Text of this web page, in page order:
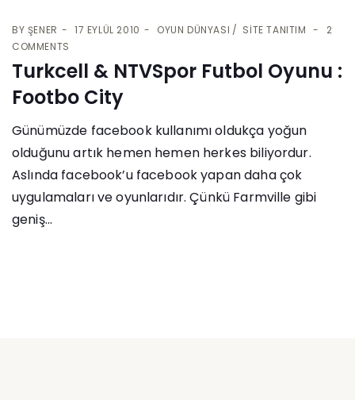
BY ŞENER 17 EYLÜL 2010 OYUN DÜNYASI SITE TANITIM
2
COMMENTS
Turkcell & NTVSpor Futbol Oyunu :
Footbo City
Günümüzde facebook kullanımı oldukça yoğun
olduğunu artık hemen hemen herkes biliyordur.
Aslında facebook’u facebook yapan daha çok
uygulamaları ve oyunlarıdır. Çünkü Farmville gibi
geniş...